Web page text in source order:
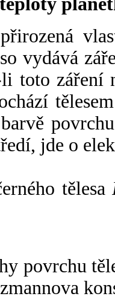
vydává
toto záření
jde o
tělesa
povrchu